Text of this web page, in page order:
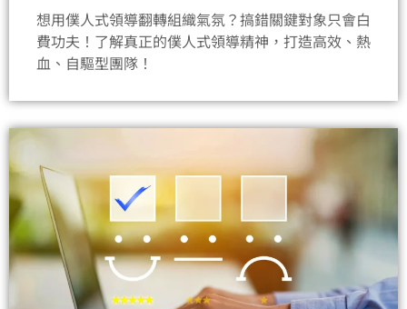
想用僕人式領導翻轉組織氣氛？搞錯關鍵對象只會白
費功夫！了解真正的僕人式領導精神，打造高效、熱
血、自驅型團隊！